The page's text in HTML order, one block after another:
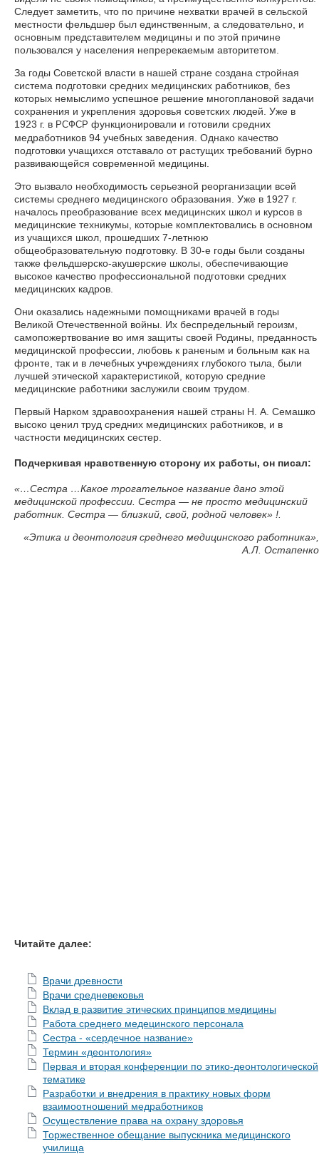
Следует заметить, что по причине нехватки врачей в сельской
местности фельдшер был единственным, а следовательно, и
основным представителем медицины и по этой причине
пользовался у населения непререкаемым авторитетом.
За годы Советской власти в нашей стране создана стройная
система подготовки средних медицинских работников, без
которых немыслимо успешное решение многоплановой задачи
сохранения и укрепления здоровья советских людей. Уже в
1923 г. в РСФСР функционировали и готовили средних
медработников 94 учебных заведения. Однако качество
подготовки учащихся отставало от растущих требований бурно
развивающейся современной медицины.
Это вызвало необходимость серьезной реорганизации всей
системы среднего медицинского образования. Уже в 1927 г.
началось преобразование всех медицинских школ и курсов в
медицинские техникумы, которые комплектовались в основном
из учащихся школ, прошедших 7-летнюю
общеобразовательную подготовку. В 30-е годы были созданы
также фельдшерско-акушерские школы, обеспечивающие
высокое качество профессиональной подготовки средних
медицинских кадров.
Они оказались надежными помощниками врачей в годы
Великой Отечественной войны. Их беспредельный героизм,
самопожертвование во имя защиты своей Родины, преданность
медицинской профессии, любовь к раненым и больным как на
фронте, так и в лечебных учреждениях глубокого тыла, были
лучшей этической характеристикой, которую средние
медицинские работники заслужили своим трудом.
Первый Нарком здравоохранения нашей страны Н. А. Семашко
высоко ценил труд средних медицинских работников, и в
частности медицинских сестер.
Подчеркивая нравственную сторону их работы, он писал:
«…Сестра …Какое трогательное название дано этой
медицинской профессии. Сестра — не просто медицинский
работник. Сестра — близкий, свой, родной человек» !.
«Этика и деонтология среднего медицинского работника»,
А.Л. Остапенко
Читайте далее:
Врачи древности
Врачи средневековья
Вклад в развитие этических принципов медицины
Работа среднего медецинского персонала
Сестра - «сердечное название»
Термин «деонтология»
Первая и вторая конференции по этико-деонтологической
тематике
Разработки и внедрения в практику новых форм
взаимоотношений медработников
Осуществление права на охрану здоровья
Торжественное обещание выпускника медицинского
училища